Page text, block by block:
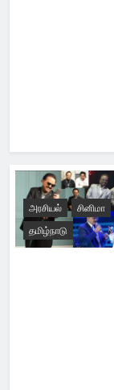
அரசியல்
சினிமா
தமிழ்நாடு